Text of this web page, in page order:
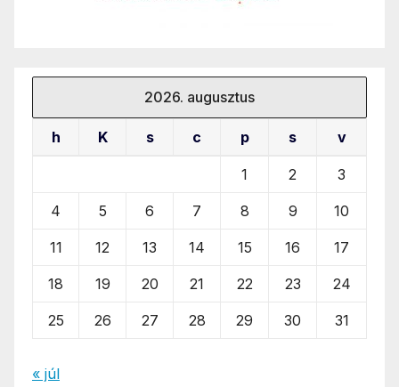
2026. augusztus
h K s c p s v
1 2 3
4 5 6 7 8 9 10
11 12 13 14 15 16 17
18 19 20 21 22 23 24
25 26 27 28 29 30 31
« júl